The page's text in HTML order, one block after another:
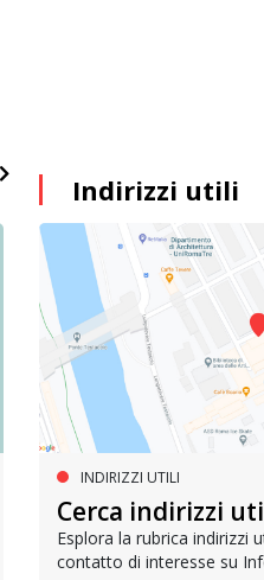
FORMAZIONE POST
La formazione
Lavorare nell'editoria è il
Indirizzi utili
INDIRIZZI UTILI
Cerca indirizzi
Esplora la rubrica indirizzi
contatto di interesse su